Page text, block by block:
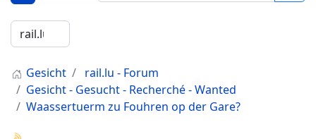
Gesicht
rail.lu - Forum
Gesicht - Gesucht - Recherché - Wanted
Waassertuerm zu Fouhren op der Gare?